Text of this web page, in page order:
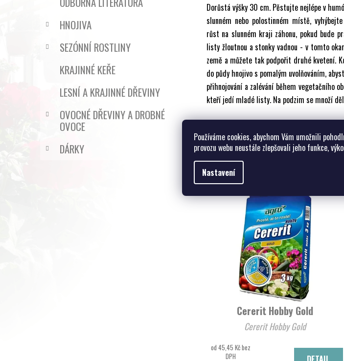
Používáme cookies, abychom Vám umožnili
provozu webu neustále zlepšovali jeho funkce,
Nastavení
HNOJIVA
SEZÓNNÍ ROSTLINY
KRAJINNÉ KEŘE
LESNÍ A KRAJINNÉ DŘEVINY
OVOCNÉ DŘEVINY A DROBNÉ
OVOCE
DÁRKY
Dorůstá výšky 30 cm. Pěstujte nejlépe v
slunném nebo polostinném místě,
růst na slunném kraji záhonu, pokud bude
listy žloutnou a stonky vadnou - v tomto
země a můžete tak podpořit druhé kvetení.
do půdy hnojivo s pomalým uvolňováním,
přihnojování a zalévání během vegetačního
kteří jedí mladé listy. Na podzim se množí
Cererit Hobby Gold
Cererit Hobby Gold
od 45,45 Kč bez
DPH